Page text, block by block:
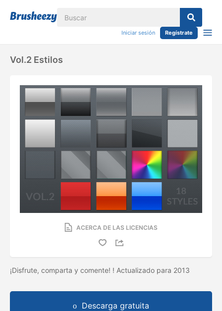
Iniciar sesión Regístrate
Vol.2 Estilos
ACERCA DE LAS LICENCIAS
¡Disfrute, comparta y comente! ! Actualizado para 2013
Descarga gratuita